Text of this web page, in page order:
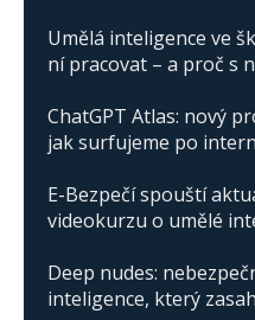
Umělá inteligence ve
ní pracovat – a proč s
ChatGPT Atlas: nový
jak surfujeme po
E-Bezpečí spouští
videokurzu o umělé
Deep nudes:
inteligence, který